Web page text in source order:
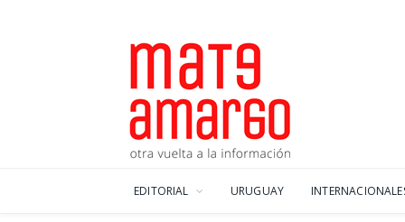
EDITORIAL URUGUAY